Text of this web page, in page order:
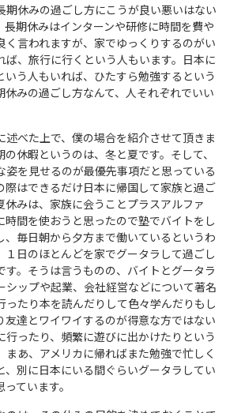
期休みの過ごし方にこうが良い悪いはない
長期休みはインターンや研修に時間を費や
く言われますが、家でゆっくりするのがい
ば、旅行に行くという人もいます。日本に
いう人もいれば、ひたすら勉強するという
休みの過ごし方なんて、人それぞれでいい
述べた上で、僕の場合を紹介させて頂きま
休暇というのは、冬と夏です。そして、
姿を見せるのが最優先事項だと思っている
際はできるだけ日本に帰国して家族と過ご
休みは、家族に会うことプラスアルファ
時間を使おうと思ったので塾でバイトをし
、毎日朝から夕方まで働いているというわ
１日のほとんどを家でグータラして過ごし
す。そうは言うものの、バイトとグータラ
シップや起業、会社経営などについて著名
ったり本を読んだりして色々学んだりもし
友達とワイワイするのが得意な方ではない
行ったり、頻繁に遊びに出かけたりという
まあ、アメリカに帰ればまた勉強で忙しく
、別に日本にいる間ぐらいグータラしてい
ています。